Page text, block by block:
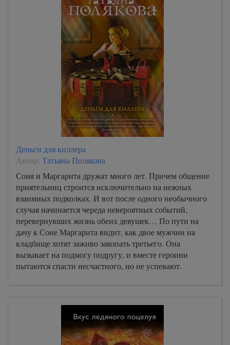
Деньги для киллера
Автор: Татьяна Полякова
Соня и Маргарита дружат много лет. Причем общение
приятельниц строится исключительно на нежных
взаимных подколках. И вот после одного необычного
случая начинается череда невероятных событий,
перевернувших жизнь обеих девушек… По пути на
дачу к Соне Маргарита видит, как двое мужчин на
кладбище хотят заживо закопать третьего. Она
вызывает на подмогу подругу, и вместе героини
пытаются спасти несчастного, но не успевают.